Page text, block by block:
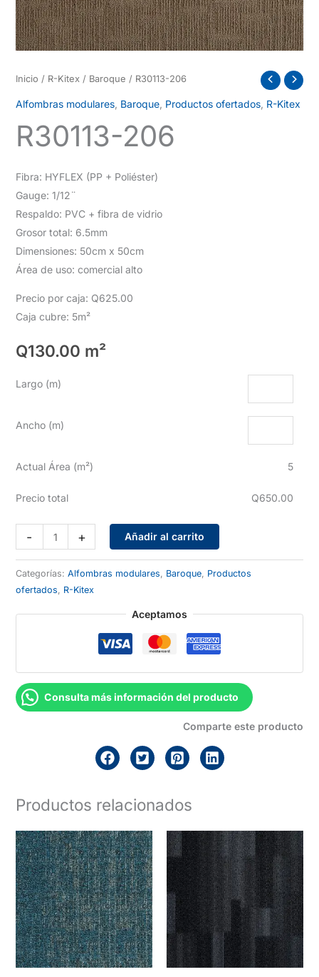
Inicio / R-Kitex / Baroque / R30113-206
Alfombras modulares, Baroque, Productos ofertados, R-Kitex
R30113-206
Fibra: HYFLEX (PP + Poliéster)
Gauge: 1/12¨
Respaldo: PVC + fibra de vidrio
Grosor total: 6.5mm
Dimensiones: 50cm x 50cm
Área de uso: comercial alto
Precio por caja: Q625.00
Caja cubre: 5m²
Q130.00 m²
Largo (m)
Ancho (m)
Actual Área (m²) 5
Precio total Q650.00
-
206
cantidad
+ Añadir al carrito
Categorías: Alfombras modulares Baroque, Productos
ofertados
R-Kitex
Aceptamos
Consulta más información del producto
Comparte este producto
Productos relacionados